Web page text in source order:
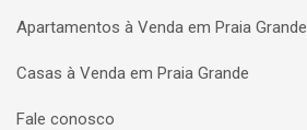
Apartamentos à Venda em Praia Grande
Casas à Venda em Praia Grande
Fale conosco